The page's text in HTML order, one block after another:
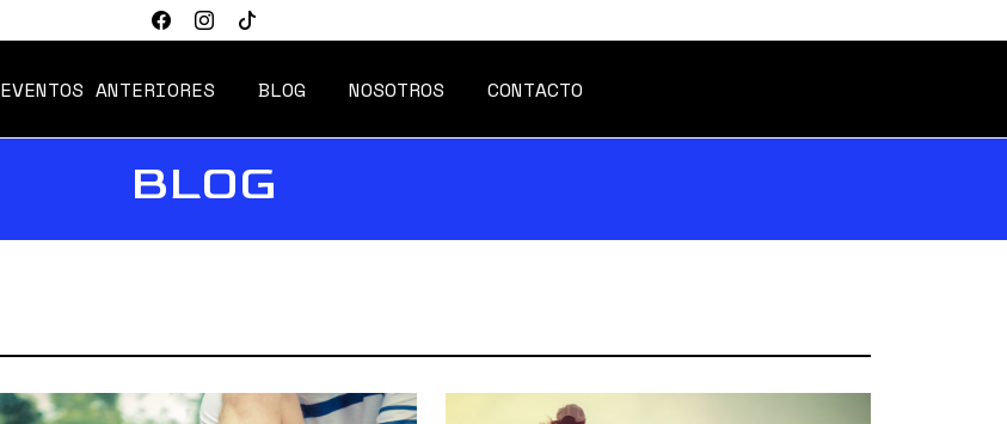
EVENTOS ANTERIORES BLOG NOSOTROS CONTACTO
BLOG